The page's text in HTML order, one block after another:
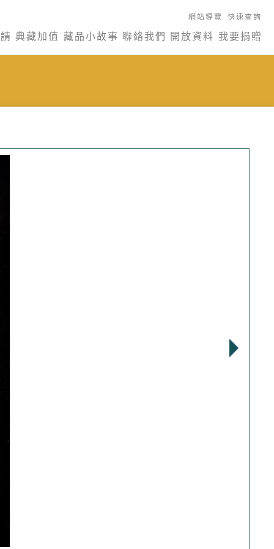
網站導覽 快速查詢
典藏加值 藏品小故事 聯絡我們 開放資料 我要捐贈